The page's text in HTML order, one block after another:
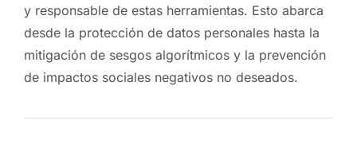
y responsable de estas herramientas. Esto abarca
desde la protección de datos personales hasta la
mitigación de sesgos algorítmicos y la prevención
de impactos sociales negativos no deseados.